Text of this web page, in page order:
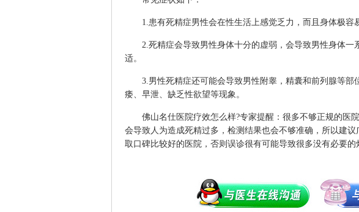
1.患有死精症男性会在性生活上感觉乏力，而且身体极容
2.死精症会导致男性身体十分的虚弱，会导致男性身体一
适。
3.男性死精症还可能会导致男性附睾，精囊和前列腺等部
痿、早泄、缺乏性欲望等现象。
佛山名仕医院疗效怎么样?专家提醒：很多不够正规的医
会导致人为造成死精过多，检测结果也会不够准确，所以建
取口碑比较好的医院，否则误诊很有可能导致很多没有必要的